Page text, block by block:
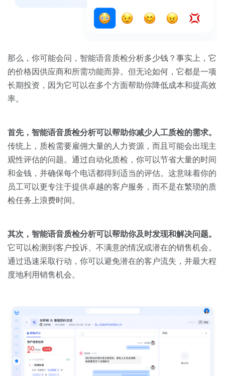
那么，你可能会问，智能语音质检分析多少钱？事实上，它
的价格因供应商和所需功能而异。但无论如何，它都是一项
长期投资，因为它可以在多个方面帮助你降低成本和提高效
率。
首先，智能语音质检分析可以帮助你减少人工质检的需求。
传统上，质检需要雇佣大量的人力资源，而且可能会出现主
观性评估的问题。通过自动化质检，你可以节省大量的时间
和金钱，并确保每个电话都得到适当的评估。这意味着你的
员工可以更专注于提供卓越的客户服务，而不是在繁琐的质
检任务上浪费时间。
其次，智能语音质检分析可以帮助你及时发现和解决问题。
它可以检测到客户投诉、不满意的情况或潜在的销售机会。
通过迅速采取行动，你可以避免潜在的客户流失，并最大程
度地利用销售机会。